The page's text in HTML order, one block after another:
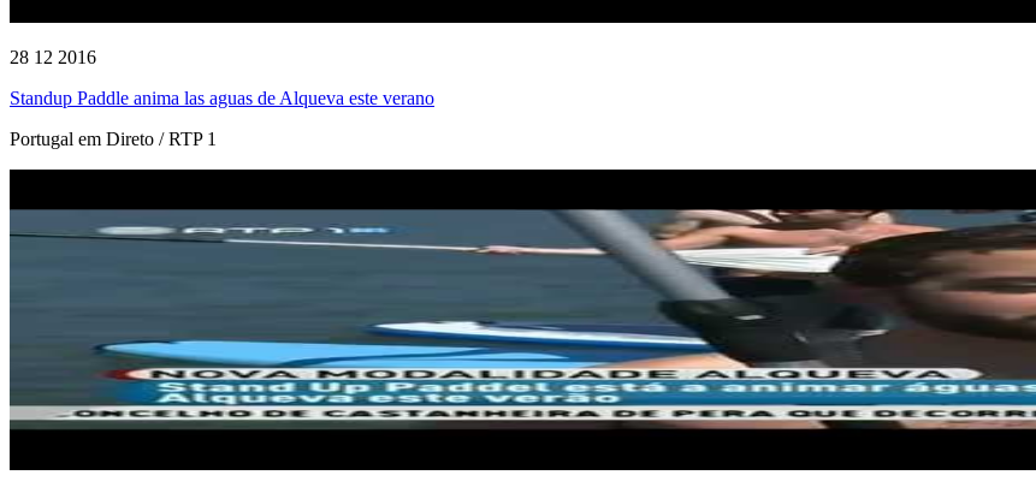
28 12 2016
Standup Paddle anima las aguas de Alqueva este verano
Portugal em Direto / RTP 1